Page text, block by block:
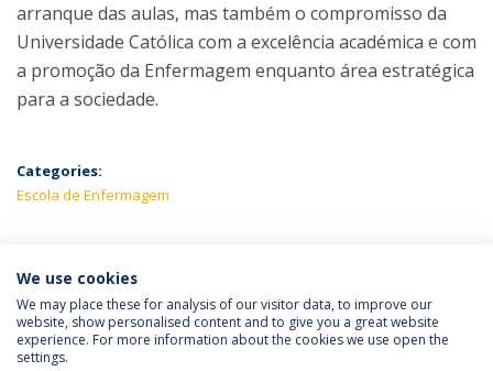
arranque das aulas, mas também o compromisso da
Universidade Católica com a excelência académica e com
a promoção da Enfermagem enquanto área estratégica
para a sociedade.
Categories:
Escola de Enfermagem
LATEST NEWS
We use cookies
We may place these for analysis of our visitor data, to improve our
website, show personalised content and to give you a great website
experience. For more information about the cookies we use open the
settings.